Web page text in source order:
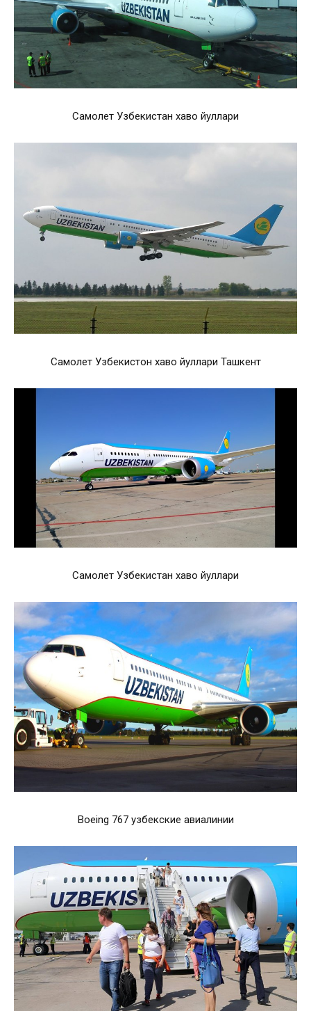
Самолет Узбекистан хаво йуллари
Самолет Узбекистон хаво йуллари Ташкент
Самолет Узбекистан хаво йуллари
Boeing 767 узбекские авиалинии